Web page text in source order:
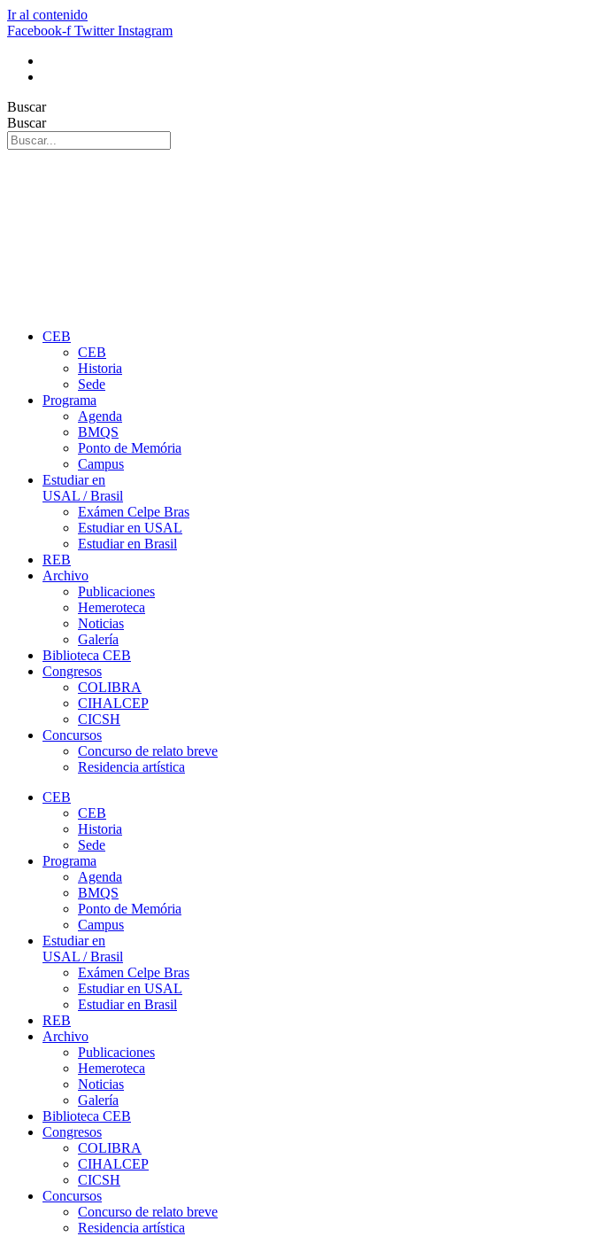
Ir al contenido
Facebook-f Twitter Instagram
Buscar
Buscar
CEB
CEB
Historia
Sede
Programa
Agenda
BMQS
Ponto de Memória
Campus
Estudiar en
USAL / Brasil
Exámen Celpe Bras
Estudiar en USAL
Estudiar en Brasil
REB
Archivo
Publicaciones
Hemeroteca
Noticias
Galería
Biblioteca CEB
Congresos
COLIBRA
CIHALCEP
CICSH
Concursos
Concurso de relato breve
Residencia artística
CEB
CEB
Historia
Sede
Programa
Agenda
BMQS
Ponto de Memória
Campus
Estudiar en
USAL / Brasil
Exámen Celpe Bras
Estudiar en USAL
Estudiar en Brasil
REB
Archivo
Publicaciones
Hemeroteca
Noticias
Galería
Biblioteca CEB
Congresos
COLIBRA
CIHALCEP
CICSH
Concursos
Concurso de relato breve
Residencia artística